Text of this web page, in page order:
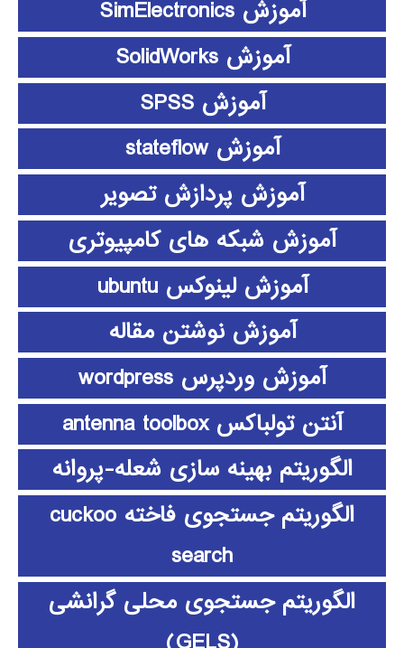
آموزش SimElectronics
آموزش SolidWorks
آموزش SPSS
آموزش stateflow
آموزش پردازش تصویر
آموزش شبکه های کامپیوتری
آموزش لینوکس ubuntu
آموزش نوشتن مقاله
آموزش وردپرس wordpress
آنتن تولباکس antenna toolbox
الگوریتم بهینه سازی شعله-پروانه
الگوریتم جستجوی فاخته cuckoo
search
الگوریتم جستجوی محلی گرانشی